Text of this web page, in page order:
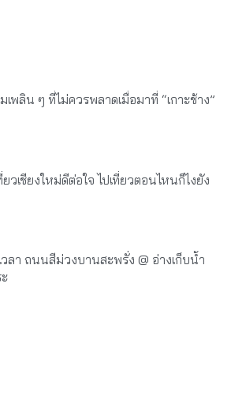
เพลิน ๆ ที่ไม่ควรพลาดเมื่อมาที่ “เกาะช้าง”
วเชียงใหม่ดีต่อใจ ไปเที่ยวตอนไหนก็ไงยัง
วลา ถนนสีม่วงบานสะพรั่ง @ อ่างเก็บน้ำ